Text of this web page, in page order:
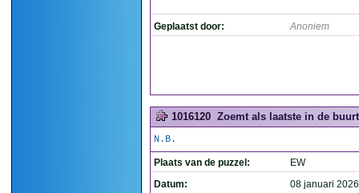
Geplaatst door: Anoniem
1016120 Zoemt als laatste in de
N.B.
Plaats van de puzzel:
EW
Datum:
08 januari